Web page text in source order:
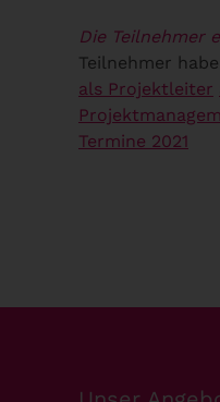
Die Teilnehmer
Teilnehmer
als Projektleiter
Termine 2021